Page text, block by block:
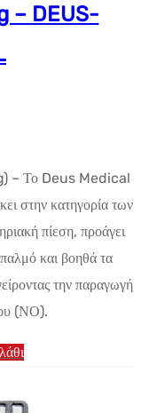
– DEUS-
– Το Deus Medical
στην κατηγορία των
πίεση, προάγει
και βοηθά τα
την παραγωγή
(ΝΟ).